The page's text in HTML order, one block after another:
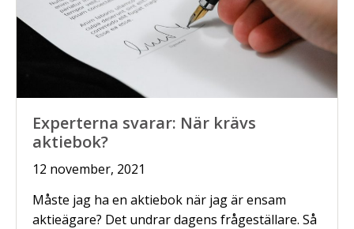
Experterna svarar: När krävs
aktiebok?
12 november, 2021
Måste jag ha en aktiebok när jag är ensam
aktieägare? Det undrar dagens frågeställare. Så